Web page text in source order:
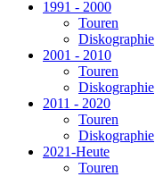
1991 - 2000
Touren
Diskographie
2001 - 2010
Touren
Diskographie
2011 - 2020
Touren
Diskographie
2021-Heute
Touren